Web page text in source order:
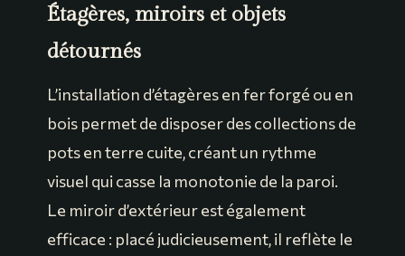
Étagères, miroirs et objets
détournés
L’installation d’étagères en fer forgé ou en
bois permet de disposer des collections de
pots en terre cuite, créant un rythme
visuel qui casse la monotonie de la paroi.
Le miroir d’extérieur est également
efficace : placé judicieusement, il reflète le